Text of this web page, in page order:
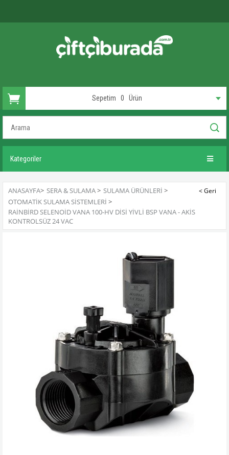
Sepetim 0 Ürün
Kategoriler
ANASAYFA> SERA & SULAMA> SULAMA ÜRÜNLERI >
OTOMATIK SULAMA SISTEMLERI >
RAINBIRD SELENOID VANA 100-HV DISI YIVLI BSP VANA - AKIS
KONTROLSÜZ 24 VAC